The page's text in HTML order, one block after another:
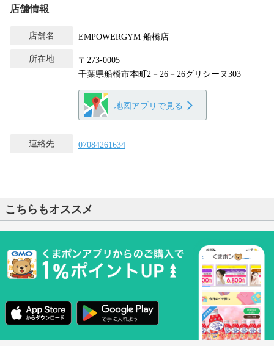
店舗情報
店舗名 EMPOWERGYM 船橋店
所在地
〒273-0005
千葉県船橋市本町2－26－26グリシーヌ303
地図アプリで見る
連絡先 07084261634
こちらもオススメ